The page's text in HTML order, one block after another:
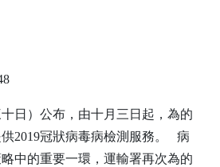
日）公布，由十月三日起，為的
2019冠狀病毒病檢測服務。 病
中的重要一環，運輸署再次為的